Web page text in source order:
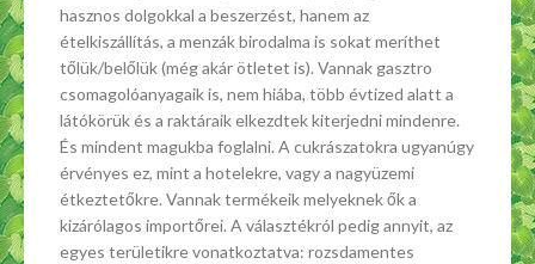
hasznos dolgokkal a beszerzést, hanem az
ételkiszállítás, a menzák birodalma is sokat meríthet
tőlük/belőlük (még akár ötletet is). Vannak gasztro
csomagolóanyagaik is, nem hiába, több évtized alatt a
látókörük és a raktáraik elkezdtek kiterjedni mindenre.
És mindent magukba foglalni. A cukrászatokra ugyanúgy
érvényes ez, mint a hotelekre, vagy a nagyüzemi
étkeztetőkre. Vannak termékeik melyeknek ők a
kizárólagos importőrei. A választékról pedig annyit, az
egyes területikre vonatkoztatva: rozsdamentes